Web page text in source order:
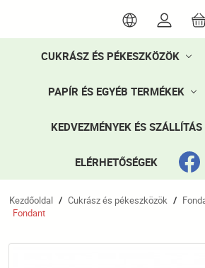
CUKRÁSZ ÉS PÉKESZKÖZÖK
PAPÍR ÉS EGYÉB TERMÉKEK
KEDVEZMÉNYEK ÉS SZÁLLÍTÁS
ELÉRHETŐSÉGEK
Kezdőoldal / Cukrász és pékeszközök /
Fondant